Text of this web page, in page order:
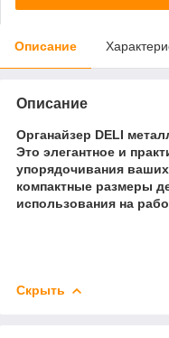
Описание
Описание
Органайзер DELI
Это элегантное и
упорядочивания
компактные размеры
использования на
Скрыть